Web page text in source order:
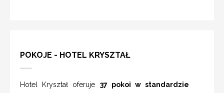
POKOJE - HOTEL KRYSZTAŁ
Hotel Kryształ oferuje 37 pokoi w standardzie